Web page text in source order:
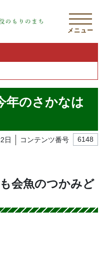
メニュー
年のさかなは
日 コンテンツ番号 6148
会魚のつかみど